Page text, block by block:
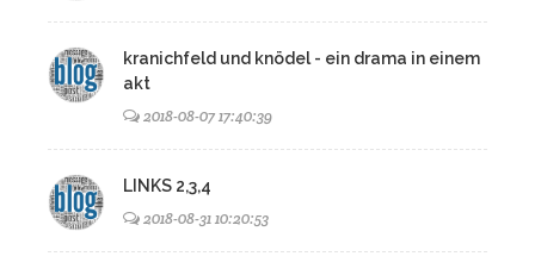
kranichfeld und knödel - ein drama in einem
akt
2018-08-07 17:40:39
LINKS 2,3,4
2018-08-31 10:20:53